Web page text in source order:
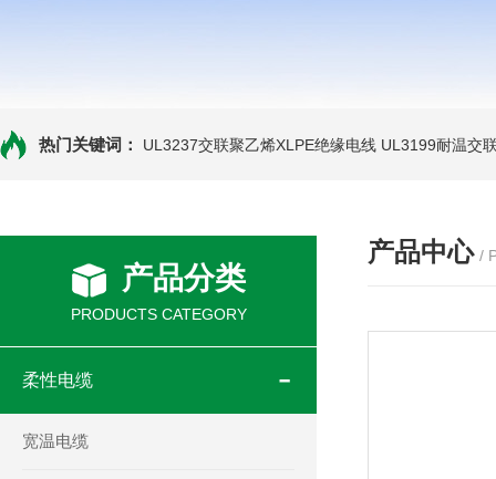
热门关键词： UL3237交联聚乙烯XLPE绝缘电线 UL3199耐温交
产品分类
PRODUCTS CATEGORY
柔性电缆
宽温电缆
产品中心 /